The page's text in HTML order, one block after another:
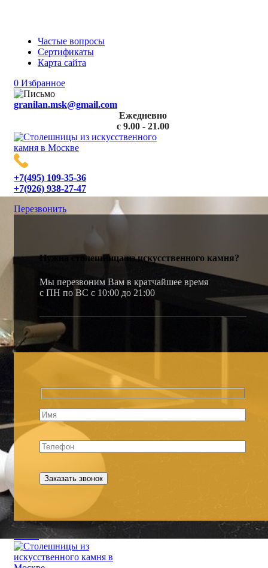
Частые вопросы
Сертификаты
Карта сайта
0 Избранное
granilan.msk@gmail.com
Ежедневно
с 9.00 - 21.00
+7(495) 109-35-36
+7(926) 938-27-47
Перезвонить
Нужна столешница из искусственного камня?
Мы перезвоним Вам в кратчайшее время
с ПН по ВС с 10:00 до 21:00